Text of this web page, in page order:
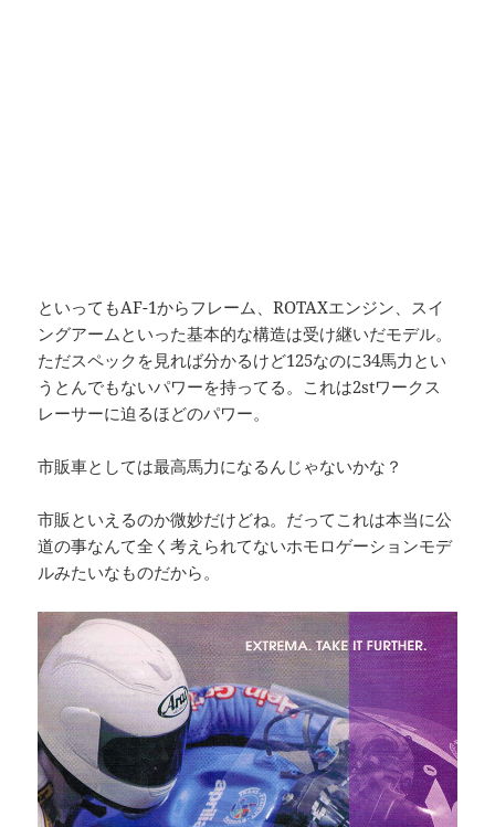
といってもAF-1からフレーム、ROTAXエンジン、スイ
ングアームといった基本的な構造は受け継いだモデル。
ただスペックを見れば分かるけど125なのに34馬力とい
うとんでもないパワーを持ってる。これは2stワークス
レーサーに迫るほどのパワー。
市販車としては最高馬力になるんじゃないかな？
市販といえるのか微妙だけどね。だってこれは本当に公
道の事なんて全く考えられてないホモロゲーションモデ
ルみたいなものだから。